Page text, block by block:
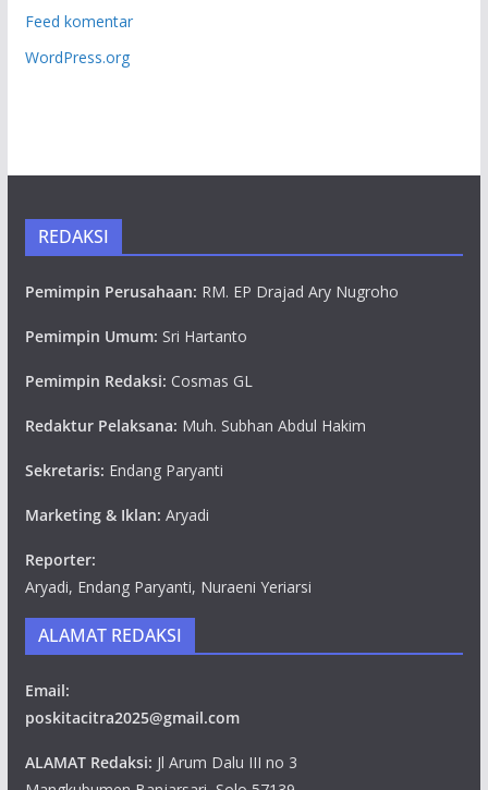
Feed komentar
WordPress.org
REDAKSI
Pemimpin Perusahaan: RM. EP Drajad Ary Nugroho
Pemimpin Umum: Sri Hartanto
Pemimpin Redaksi: Cosmas GL
Redaktur Pelaksana: Muh. Subhan Abdul Hakim
Sekretaris: Endang Paryanti
Marketing & Iklan: Aryadi
Reporter:
Aryadi, Endang Paryanti, Nuraeni Yeriarsi
ALAMAT REDAKSI
Email:
poskitacitra2025@gmail.com
ALAMAT Redaksi: Jl Arum Dalu III no 3